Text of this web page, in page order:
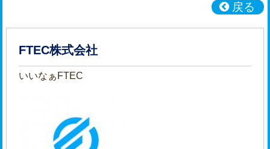
戻る
FTEC株式会社
いいなぁFTEC